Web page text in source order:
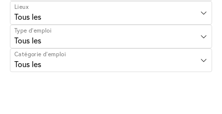
Lieux
Type d’emploi
Catégorie d'emploi